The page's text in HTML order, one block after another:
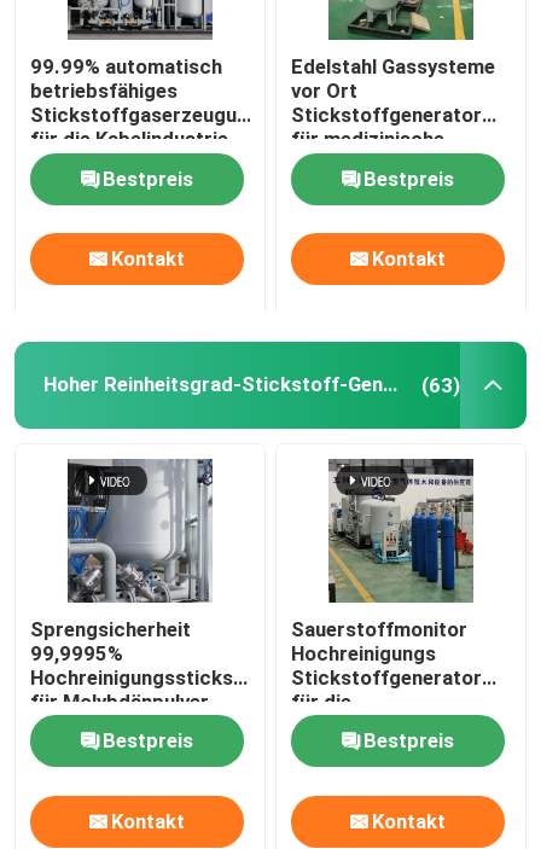
Stickstoffgasreiniger
Methanol-Kracker
Psa-Wasserstoff-Generator
Industriegasmischer
Modularer Sauerstoffgenerator
99.99% automatisch
betriebsfähiges
Stickstoffgaserzeugungssystem
für die Kabelindustrie
Bestpreis
Kontakt
Edelstahl Gassysteme
vor Ort
Stickstoffgenerator
für medizinische
Zwecke mit Sterilisator
Bestpreis
Kontakt
Hoher Reinheitsgrad-Stickstoff-Generator (63)
Sprengsicherheit
99,9995%
Hochreinigungsstickstoffgenerator
für Molybdänpulver
Bestpreis
Kontakt
Sauerstoffmonitor
Hochreinigungs
Stickstoffgenerator
für die
Pulvermetallurgie
Bestpreis
Kontakt